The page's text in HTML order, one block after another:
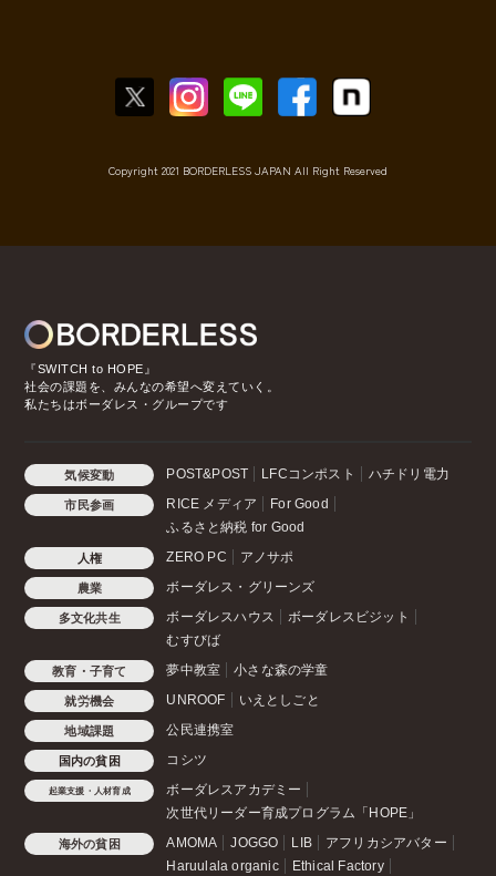
Copyright 2021 BORDERLESS JAPAN All Right Reserved
『SWITCH to HOPE』
社会の課題を、みんなの希望へ変えていく。
私たちはボーダレス・グループです
気候変動 POST&POST LFCコンポスト ハチドリ電力
市民参画 RICE メディア
For Good
ふるさと納税 for Good
人権 ZERO PC アノサポ
農業 ボーダレス・グリーンズ
多文化共生 ボーダレスハウス
ボーダレスビジット
むすびば
教育・子育て 夢中教室 小さな森の学童
就労機会 UNROOF いえとしごと
地域課題 公民連携室
国内の貧困 コシツ
起業支援・人材育成
ボーダレスアカデミー
次世代リーダー育成プログラム「HOPE」
海外の貧困 AMOMA JOGGO LIB
アフリカシアバター
Haruulala organic
Ethical Factory